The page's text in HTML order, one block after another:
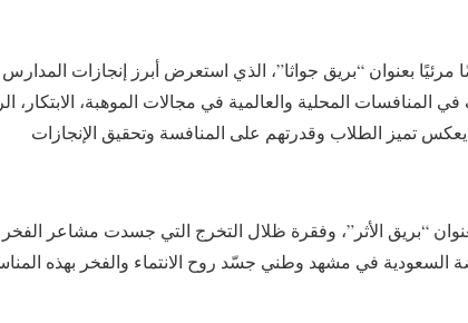
بعنوان “بريق جواثا”، الذي استعرض أبرز إنجازات المدارس
المحلية والعالمية في مجالات الموهبة، الابتكار،
يعكس تميز الطلاب وقدرتهم على المنافسة وتحقيق الإنجازات
“بريق الأثر”، وفقرة ظلال التخرج التي جسدت مشاعر الفخر
السعودية في مشهد وطني جسّد روح الانتماء والفخر بهذه